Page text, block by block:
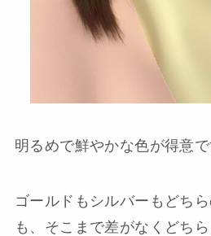
明るめで鮮やかな色が得意で
ゴールドもシルバーもどち
も、そこまで差がなくどち